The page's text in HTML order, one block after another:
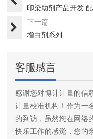
印染助剂产品开发
下一篇
增白剂系列
客服感言
感谢您对博计计量的信
计量校准机构！作为一
的到访，虽然您在网络
快乐工作的感觉，您的